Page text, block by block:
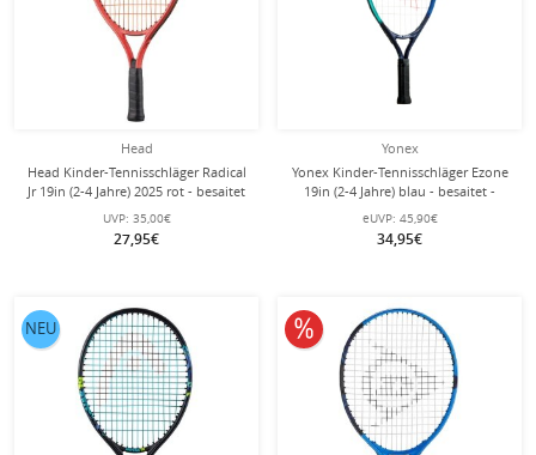
Head
Head Kinder-Tennisschläger Radical
Jr 19in (2-4 Jahre) 2025 rot - besaitet
-
UVP: 35,00€
27,95€
Yonex
Yonex Kinder-Tennisschläger Ezone
19in (2-4 Jahre) blau - besaitet -
eUVP: 45,90€
34,95€
NEU 10% reduziert